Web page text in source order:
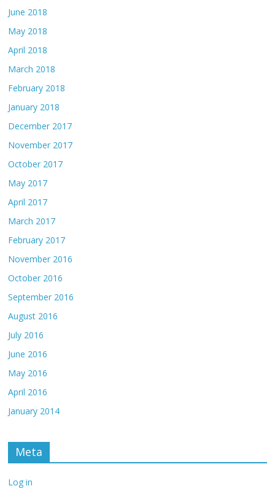
June 2018
May 2018
April 2018
March 2018
February 2018
January 2018
December 2017
November 2017
October 2017
May 2017
April 2017
March 2017
February 2017
November 2016
October 2016
September 2016
August 2016
July 2016
June 2016
May 2016
April 2016
January 2014
Meta
Log in